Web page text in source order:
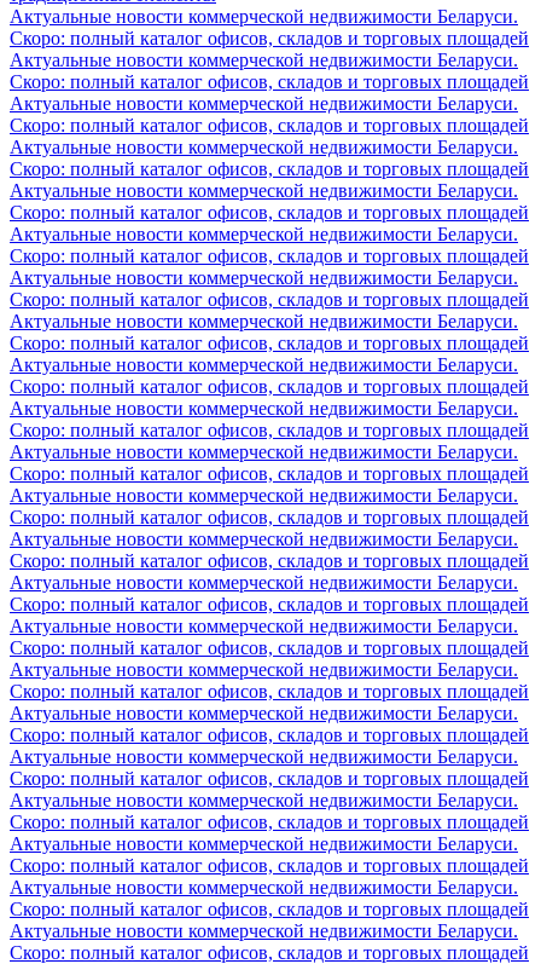
Актуальные новости коммерческой недвижимости Беларуси.
Скоро: полный каталог офисов, складов и торговых площадей
Актуальные новости коммерческой недвижимости Беларуси.
Скоро: полный каталог офисов, складов и торговых площадей
Актуальные новости коммерческой недвижимости Беларуси.
Скоро: полный каталог офисов, складов и торговых площадей
Актуальные новости коммерческой недвижимости Беларуси.
Скоро: полный каталог офисов, складов и торговых площадей
Актуальные новости коммерческой недвижимости Беларуси.
Скоро: полный каталог офисов, складов и торговых площадей
Актуальные новости коммерческой недвижимости Беларуси.
Скоро: полный каталог офисов, складов и торговых площадей
Актуальные новости коммерческой недвижимости Беларуси.
Скоро: полный каталог офисов, складов и торговых площадей
Актуальные новости коммерческой недвижимости Беларуси.
Скоро: полный каталог офисов, складов и торговых площадей
Актуальные новости коммерческой недвижимости Беларуси.
Скоро: полный каталог офисов, складов и торговых площадей
Актуальные новости коммерческой недвижимости Беларуси.
Скоро: полный каталог офисов, складов и торговых площадей
Актуальные новости коммерческой недвижимости Беларуси.
Скоро: полный каталог офисов, складов и торговых площадей
Актуальные новости коммерческой недвижимости Беларуси.
Скоро: полный каталог офисов, складов и торговых площадей
Актуальные новости коммерческой недвижимости Беларуси.
Скоро: полный каталог офисов, складов и торговых площадей
Актуальные новости коммерческой недвижимости Беларуси.
Скоро: полный каталог офисов, складов и торговых площадей
Актуальные новости коммерческой недвижимости Беларуси.
Скоро: полный каталог офисов, складов и торговых площадей
Актуальные новости коммерческой недвижимости Беларуси.
Скоро: полный каталог офисов, складов и торговых площадей
Актуальные новости коммерческой недвижимости Беларуси.
Скоро: полный каталог офисов, складов и торговых площадей
Актуальные новости коммерческой недвижимости Беларуси.
Скоро: полный каталог офисов, складов и торговых площадей
Актуальные новости коммерческой недвижимости Беларуси.
Скоро: полный каталог офисов, складов и торговых площадей
Актуальные новости коммерческой недвижимости Беларуси.
Скоро: полный каталог офисов, складов и торговых площадей
Актуальные новости коммерческой недвижимости Беларуси.
Скоро: полный каталог офисов, складов и торговых площадей
Актуальные новости коммерческой недвижимости Беларуси.
Скоро: полный каталог офисов, складов и торговых площадей